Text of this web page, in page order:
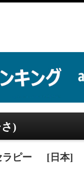
)
ラピー
[日本]